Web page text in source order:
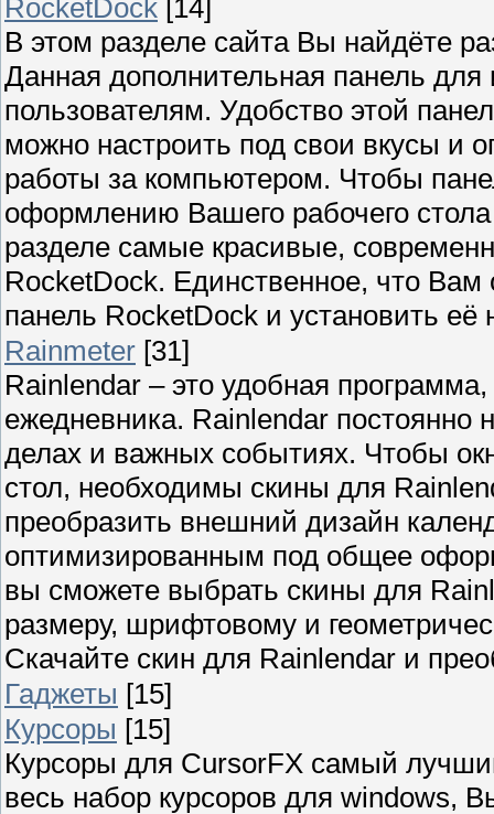
RocketDock [14]
В этом разделе сайта Вы найдёте
Данная дополнительная панель для
пользователям. Удобство этой
можно настроить под свои вкусы и
работы за компьютером. Чтобы
оформлению Вашего рабочего
разделе самые красивые,
RocketDock. Единственное, что
панель RocketDock и установить
Rainmeter [31]
Rainlendar – это удобная
ежедневника. Rainlendar постоянно
делах и важных событиях. Чтобы
стол, необходимы скины для
преобразить внешний дизайн
оптимизированным под общее
вы сможете выбрать скины для
размеру, шрифтовому и
Скачайте скин для Rainlendar и
Гаджеты [15]
Курсоры [15]
Курсоры для CursorFX самый
весь набор курсоров для windows,